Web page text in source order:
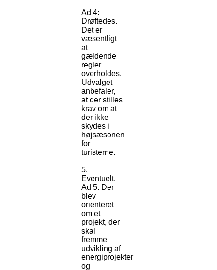
Ad 4:
Drøftedes.
Det er
væsentligt
at
gældende
regler
overholdes.
Udvalget
anbefaler,
at der stilles
krav om at
der ikke
skydes i
højsæsonen
for
turisterne.
5.
Eventuelt.
Ad 5: Der
blev
orienteret
om et
projekt, der
skal
fremme
udvikling af
energiprojekter
og